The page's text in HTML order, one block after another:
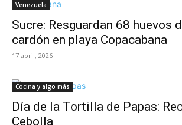
Venezuela
Sucre: Resguardan 68 huevos
cardón en playa Copacabana
17 abril, 2026
Cocina y algo más
Día de la Tortilla de Papas:
Cebolla